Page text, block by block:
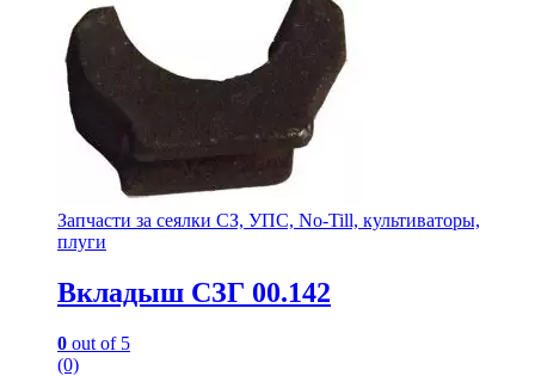
Запчасти за сеялки СЗ, УПС, No-Till, культиваторы,
плуги
Вкладыш СЗГ 00.142
0 out of 5
(0)